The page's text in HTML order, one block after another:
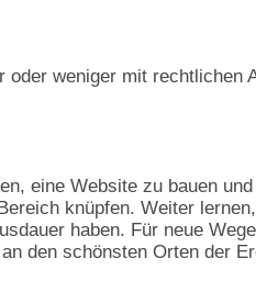
weniger mit rechtlichen
eine Website zu bauen
knüpfen. Weiter
haben. Für neue
den schönsten Orten der